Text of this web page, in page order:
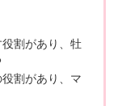
役割があり、牡
割があり、マ